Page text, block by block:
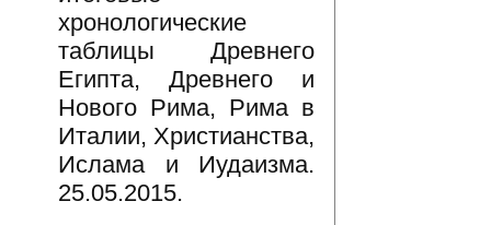
хронологические
таблицы Древнего
Египта, Древнего и
Нового Рима, Рима в
Италии, Христианства,
Ислама и Иудаизма.
25.05.2015.